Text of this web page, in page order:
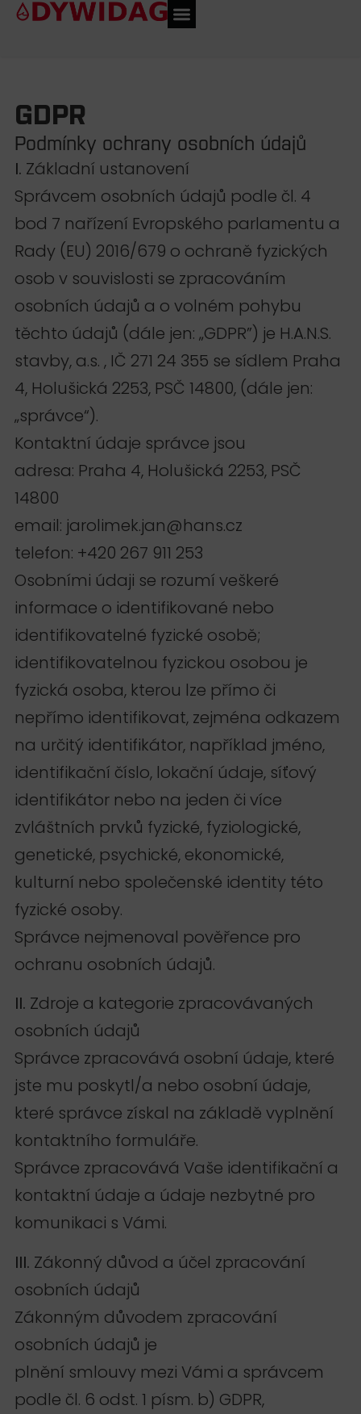
GDPR
Podmínky ochrany osobních údajů
I. Základní ustanovení
Správcem osobních údajů podle čl. 4
bod 7 nařízení Evropského parlamentu a
Rady (EU) 2016/679 o ochraně fyzických
osob v souvislosti se zpracováním
osobních údajů a o volném pohybu
těchto údajů (dále jen: „GDPR”) je H.A.N.S.
stavby, a.s. , IČ 271 24 355 se sídlem Praha
4, Holušická 2253, PSČ 14800, (dále jen:
„správce“).
Kontaktní údaje správce jsou
adresa: Praha 4, Holušická 2253, PSČ
14800
email: jarolimek.jan@hans.cz
telefon: +420 267 911 253
Osobními údaji se rozumí veškeré
informace o identifikované nebo
identifikovatelné fyzické osobě;
identifikovatelnou fyzickou osobou je
fyzická osoba, kterou lze přímo či
nepřímo identifikovat, zejména odkazem
na určitý identifikátor, například jméno,
identifikační číslo, lokační údaje, síťový
identifikátor nebo na jeden či více
zvláštních prvků fyzické, fyziologické,
genetické, psychické, ekonomické,
kulturní nebo společenské identity této
fyzické osoby.
Správce nejmenoval pověřence pro
ochranu osobních údajů.
II. Zdroje a kategorie zpracovávaných
osobních údajů
Správce zpracovává osobní údaje, které
jste mu poskytl/a nebo osobní údaje,
které správce získal na základě vyplnění
kontaktního formuláře.
Správce zpracovává Vaše identifikační a
kontaktní údaje a údaje nezbytné pro
komunikaci s Vámi.
III. Zákonný důvod a účel zpracování
osobních údajů
Zákonným důvodem zpracování
osobních údajů je
plnění smlouvy mezi Vámi a správcem
podle čl. 6 odst. 1 písm. b) GDPR,